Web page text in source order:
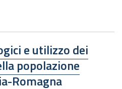
e utilizzo dei
popolazione
Romagna